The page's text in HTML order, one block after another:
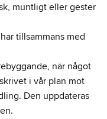
muntligt eller gester
tillsammans med
när något
i vår plan mot
Den uppdateras